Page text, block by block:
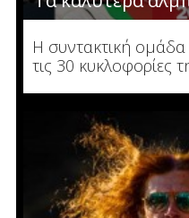
Η συντακτική ομάδα
τις 30 κυκλοφορίες